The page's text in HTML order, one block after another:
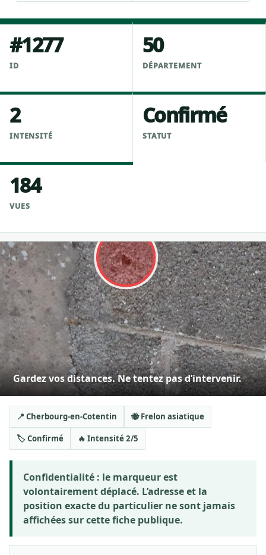
#1277
ID
50
DÉPARTEMENT
2
INTENSITÉ
Confirmé
STATUT
184
VUES
Gardez vos distances. Ne tentez pas d’intervenir.
📍 Cherbourg-en-Cotentin 🐝 Frelon asiatique
🏷️ Confirmé 🔥 Intensité 2/5
Confidentialité : le marqueur est
volontairement déplacé. L’adresse et la
position exacte du particulier ne sont jamais
affichées sur cette fiche publique.